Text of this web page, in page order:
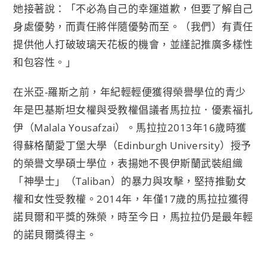
她接著說：「不必為自己的幸運道歉，但要了解自己
身處優勢，而責任將伴隨優勢而至。（我們）有責任
提供他人打破玻璃天花板的機會，並謹記推廣多樣性
和包容性。」
在米亞-羅斯之前，年紀輕輕便獲得榮譽學位的青少
年是巴基斯坦女權與受教權倡議者馬拉拉．優素福扎
伊（Malala Yousafzai）。馬拉拉2013年16歲時獲
得蘇格蘭愛丁堡大學（Edinburgh University）授予
的榮譽文學碩士學位，表揚她不畏伊斯蘭武裝組織
「神學士」（Taliban）的暴力與攻擊，堅持推動女
權和女性受教權。2014年，年僅17歲的馬拉拉獲得
諾貝爾和平獎的殊榮，時至今日，馬拉拉仍是最年輕
的諾貝爾獎得主。